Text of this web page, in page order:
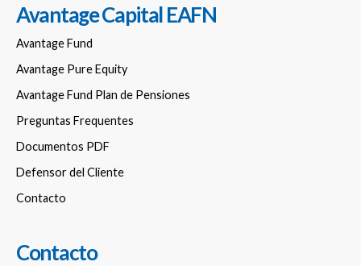
Avantage Capital EAFN
Avantage Fund
Avantage Pure Equity
Avantage Fund Plan de Pensiones
Preguntas Frequentes
Documentos PDF
Defensor del Cliente
Contacto
Contacto